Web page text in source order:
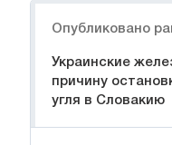
Опубликовано
Украинские
причину
угля в Словакию